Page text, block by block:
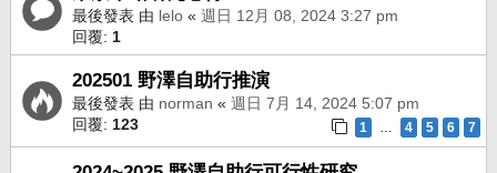
最後發表 由 lelo « 週日 12月 08, 2024 3:27 pm
回覆: 1
202501 野澤自助行推演
最後發表 由 norman « 週日 7月 14, 2024 5:07 pm
回覆: 123 1 … 4 5 6 7